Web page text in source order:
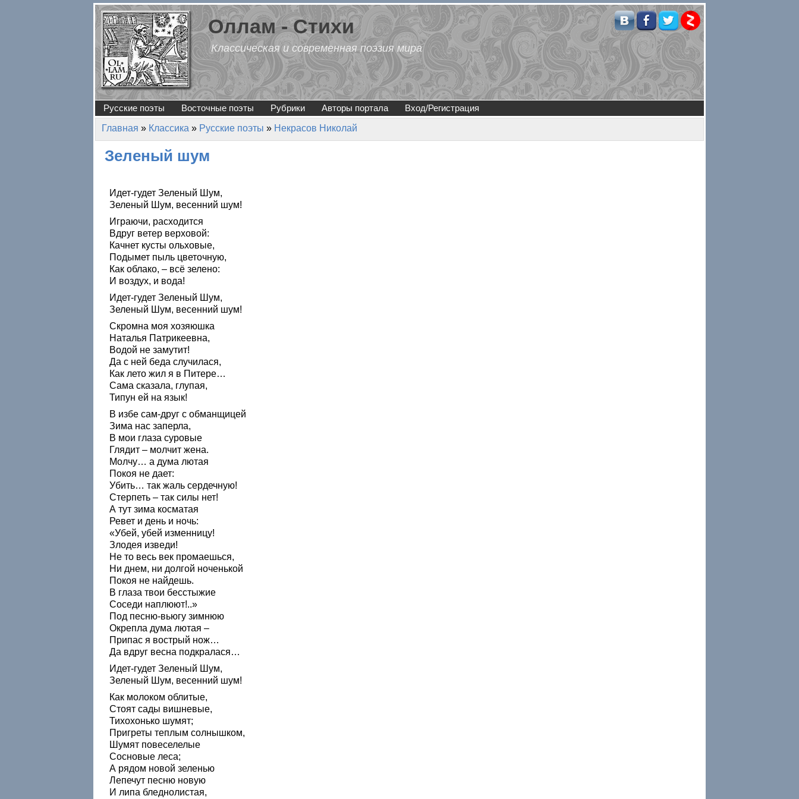
Перейти к основному содержанию
Оллам - Стихи
Классическая и современная поэзия мира
Русские поэты Восточные поэты Рубрики Авторы портала Вход/Регистрация
Вы здесь
Главная » Классика » Русские поэты » Некрасов Николай
Зеленый шум
Идет-гудет Зеленый Шум,
Зеленый Шум, весенний шум!
Играючи, расходится
Вдруг ветер верховой:
Качнет кусты ольховые,
Подымет пыль цветочную,
Как облако, – всё зелено:
И воздух, и вода!
Идет-гудет Зеленый Шум,
Зеленый Шум, весенний шум!
Скромна моя хозяюшка
Наталья Патрикеевна,
Водой не замутит!
Да с ней беда случилася,
Как лето жил я в Питере…
Сама сказала, глупая,
Типун ей на язык!
В избе сам-друг с обманщицей
Зима нас заперла,
В мои глаза суровые
Глядит – молчит жена.
Молчу… а дума лютая
Покоя не дает:
Убить… так жаль сердечную!
Стерпеть – так силы нет!
А тут зима косматая
Ревет и день и ночь:
«Убей, убей изменницу!
Злодея изведи!
Не то весь век промаешься,
Ни днем, ни долгой ноченькой
Покоя не найдешь.
В глаза твои бесстыжие
Соседи наплюют!..»
Под песню-вьюгу зимнюю
Окрепла дума лютая –
Припас я вострый нож…
Да вдруг весна подкралася…
Идет-гудет Зеленый Шум,
Зеленый Шум, весенний шум!
Как молоком облитые,
Стоят сады вишневые,
Тихохонько шумят;
Пригреты теплым солнышком,
Шумят повеселелые
Сосновые леса;
А рядом новой зеленью
Лепечут песню новую
И липа бледнолистая,